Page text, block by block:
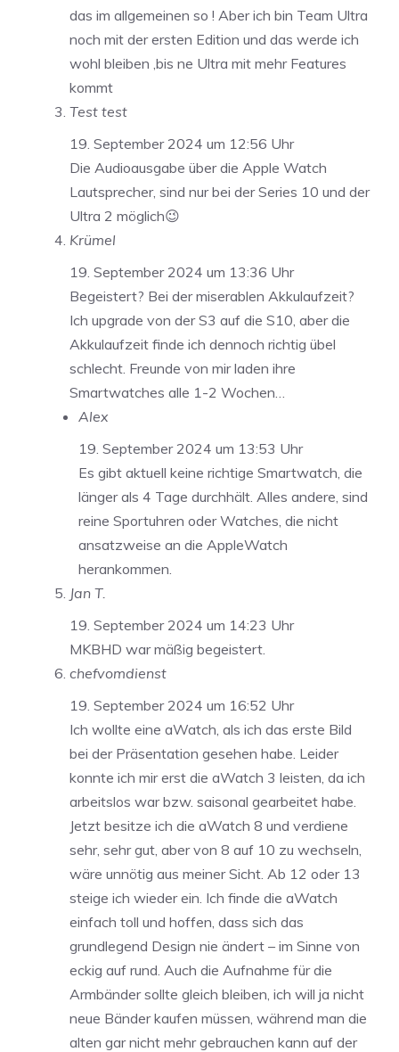
das im allgemeinen so ! Aber ich bin Team Ultra
noch mit der ersten Edition und das werde ich
wohl bleiben ,bis ne Ultra mit mehr Features
kommt
Test test
19. September 2024 um 12:56 Uhr
Die Audioausgabe über die Apple Watch
Lautsprecher, sind nur bei der Series 10 und der
Ultra 2 möglich😉
Krümel
19. September 2024 um 13:36 Uhr
Begeistert? Bei der miserablen Akkulaufzeit?
Ich upgrade von der S3 auf die S10, aber die
Akkulaufzeit finde ich dennoch richtig übel
schlecht. Freunde von mir laden ihre
Smartwatches alle 1-2 Wochen…
Alex
19. September 2024 um 13:53 Uhr
Es gibt aktuell keine richtige Smartwatch, die
länger als 4 Tage durchhält. Alles andere, sind
reine Sportuhren oder Watches, die nicht
ansatzweise an die AppleWatch
herankommen.
Jan T.
19. September 2024 um 14:23 Uhr
MKBHD war mäßig begeistert.
chefvomdienst
19. September 2024 um 16:52 Uhr
Ich wollte eine aWatch, als ich das erste Bild
bei der Präsentation gesehen habe. Leider
konnte ich mir erst die aWatch 3 leisten, da ich
arbeitslos war bzw. saisonal gearbeitet habe.
Jetzt besitze ich die aWatch 8 und verdiene
sehr, sehr gut, aber von 8 auf 10 zu wechseln,
wäre unnötig aus meiner Sicht. Ab 12 oder 13
steige ich wieder ein. Ich finde die aWatch
einfach toll und hoffen, dass sich das
grundlegend Design nie ändert – im Sinne von
eckig auf rund. Auch die Aufnahme für die
Armbänder sollte gleich bleiben, ich will ja nicht
neue Bänder kaufen müssen, während man die
alten gar nicht mehr gebrauchen kann auf der